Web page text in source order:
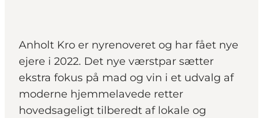
Anholt Kro er nyrenoveret og har fået nye
ejere i 2022. Det nye værstpar sætter
ekstra fokus på mad og vin i et udvalg af
moderne hjemmelavede retter
hovedsageligt tilberedt af lokale og